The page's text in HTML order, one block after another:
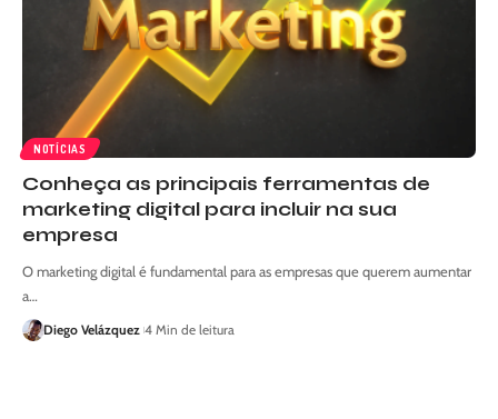
NOTÍCIAS
Conheça as principais ferramentas de
marketing digital para incluir na sua
empresa
O marketing digital é fundamental para as empresas que querem aumentar
a…
Diego Velázquez 4 Min de leitura